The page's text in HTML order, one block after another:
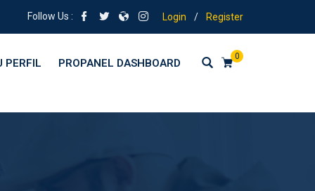
Follow Us : Login / Register
0
PERFIL PROPANEL DASHBOARD